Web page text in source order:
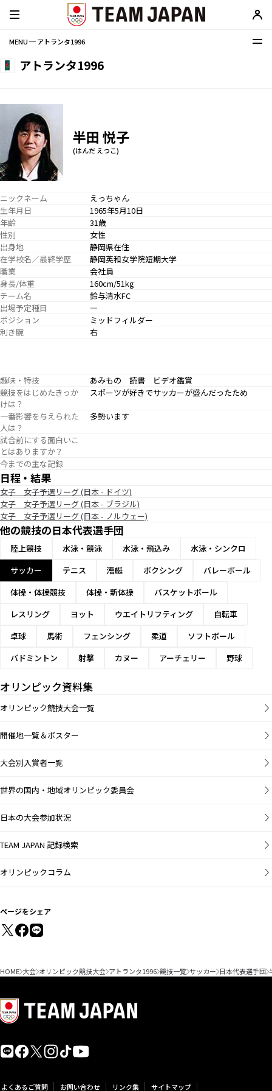
MENU ─ アトランタ1996
アトランタ1996
半田 悦子
(はんだ えつこ)
ニックネーム
えっちゃん
生年月日
1965年5月10日
年齢
31歳
性別
女性
出身地
静岡県在住
在学校名／最終学歴
静岡英和女学院短期大学
職業
会社員
身長/体重
160cm/51kg
チーム名
鈴与清水FC
出場予定種目
―
ポジション
ミッドフィルダー
利き腕
右
趣味・特技
あみもの 読書 ビデオ鑑賞
競技をはじめたきっか
けは？
スポーツが好きでサッカーが盛んだったため
一番影響を与えられた
人は？
多勢います
試合前にする面白いこ
とはありますか？
今までの主な記録
日程・結果
女子 女子予選リーグ (日本 - ドイツ)
女子 女子予選リーグ (日本 - ブラジル)
女子 女子予選リーグ (日本 - ノルウェー)
他の競技の日本代表選手団
陸上競技 水泳・競泳 水泳・飛込み
水泳・シンクロ
サッカー
テニス 漕艇 ボクシング
バレーボール
体操・体操競技
体操・新体操
バスケットボール
レスリング
ヨット ウエイトリフティング
自転車
卓球
馬術 フェンシング 柔道
ソフトボール
バドミントン
射撃 カヌー アーチェリー 野球
オリンピック資料集
オリンピック競技大会一覧
開催地一覧＆ポスター
大会別入賞者一覧
世界の国内・地域オリンピック委員会
日本の大会参加状況
TEAM JAPAN 記録検索
オリンピックコラム
ページをシェア
HOME 大会 オリンピック競技大会 アトランタ1996 競技一覧 サッカー 日本代表選手団
よくあるご質問 お問い合わせ リンク集 サイトマップ